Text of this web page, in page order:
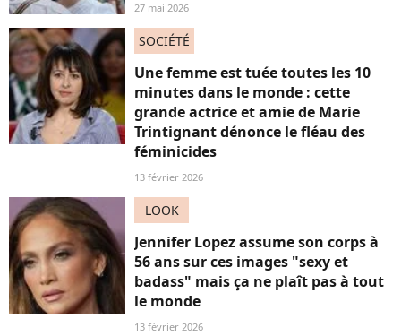
27 mai 2026
SOCIÉTÉ
Une femme est tuée toutes les 10
minutes dans le monde : cette
grande actrice et amie de Marie
Trintignant dénonce le fléau des
féminicides
13 février 2026
LOOK
Jennifer Lopez assume son corps à
56 ans sur ces images "sexy et
badass" mais ça ne plaît pas à tout
le monde
13 février 2026